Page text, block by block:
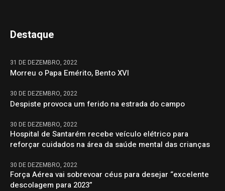
Destaque
31 DE DEZEMBRO, 2022
Morreu o Papa Emérito, Bento XVI
30 DE DEZEMBRO, 2022
Despiste provoca um ferido na estrada do campo
30 DE DEZEMBRO, 2022
Hospital de Santarém recebe veículo elétrico para
reforçar cuidados na área da saúde mental das crianças
30 DE DEZEMBRO, 2022
Força Aérea vai sobrevoar céus para desejar “excelente
descolagem para 2023”